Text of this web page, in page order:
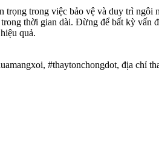
trọng trong việc bảo vệ và duy trì ngôi
thời gian dài. Đừng để bất kỳ vấn
quả.
#thaytonchongdot, địa chỉ